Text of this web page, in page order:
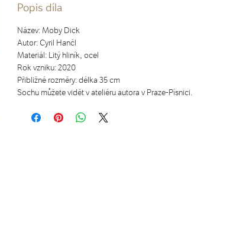
Popis díla
Název: Moby Dick
Autor: Cyril Hančl
Materiál: Litý hliník, ocel
Rok vzniku: 2020
Přibližné rozměry: délka 35 cm
Sochu můžete vidět v ateliéru autora v Praze-Písnici.